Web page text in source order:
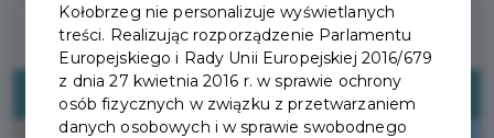
Kołobrzeg nie personalizuje wyświetlanych
treści. Realizując rozporządzenie Parlamentu
Europejskiego i Rady Unii Europejskiej 2016/679
z dnia 27 kwietnia 2016 r. w sprawie ochrony
osób fizycznych w związku z przetwarzaniem
danych osobowych i w sprawie swobodnego